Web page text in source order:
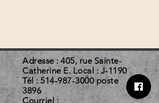
Adresse : 405, rue Sainte-
Catherine E. Local : J-1190
Tél :514-987-3000poste
3896
Courriel :